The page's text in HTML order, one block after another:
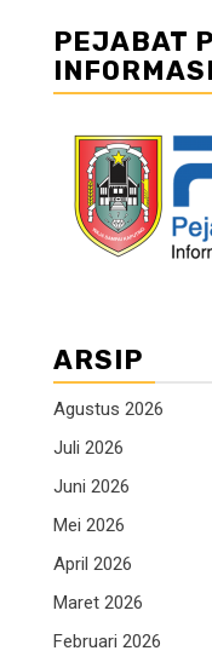
PEJABAT
ARSIP
Agustus 2026
Juli 2026
Juni 2026
Mei 2026
April 2026
Maret 2026
Februari 2026